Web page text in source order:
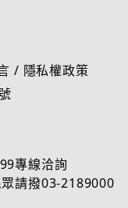
/ 隱私權政策
專線洽詢
請撥03-2189000